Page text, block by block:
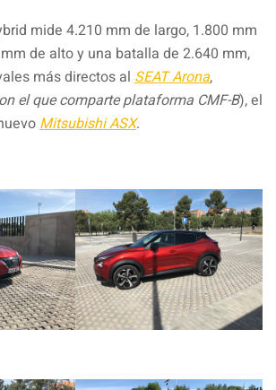
mide 4.210 mm de largo, 1.800 mm
de altoy una batalla de 2.640 mm,
más directos al SEAT Arona,
el que comparte plataforma CMF-B), el
Mitsubishi ASX.